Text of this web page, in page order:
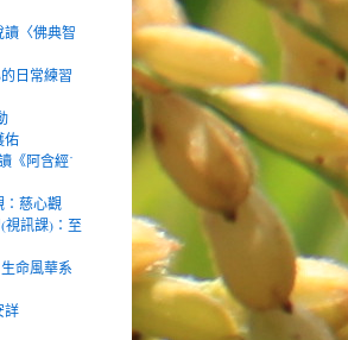
讀〈佛典智
日常練習
佑
《阿含經˙
：慈心觀
視訊課)：至
命風華系
詳